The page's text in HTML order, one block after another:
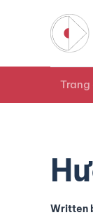
Trang
Written